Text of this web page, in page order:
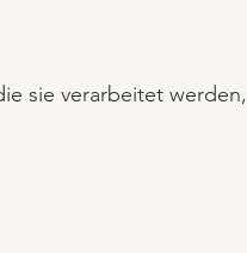
sie verarbeitet werden,